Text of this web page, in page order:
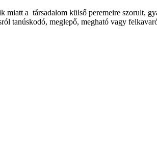
a társadalom külső peremeire szorult,
tanúskodó, meglepő, megható vagy